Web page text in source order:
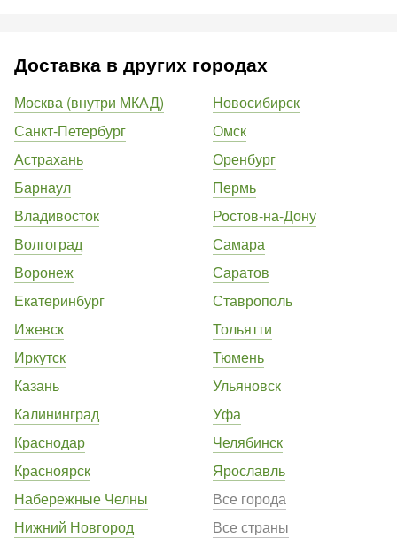
Доставка в других городах
Москва (внутри МКАД)
Санкт-Петербург
Астрахань
Барнаул
Владивосток
Волгоград
Воронеж
Екатеринбург
Ижевск
Иркутск
Казань
Калининград
Краснодар
Красноярск
Набережные Челны
Нижний Новгород
Новосибирск
Омск
Оренбург
Пермь
Ростов-на-Дону
Самара
Саратов
Ставрополь
Тольятти
Тюмень
Ульяновск
Уфа
Челябинск
Ярославль
Все города
Все страны